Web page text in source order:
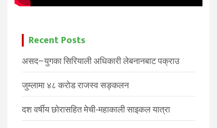
Recent Posts
असद–युगका सिरियाली अधिकारी लेबनानबाट पक्राउ
जुम्लामा ४८ करोड राजस्व सङ्कलन
दश वर्षीय छोरासहित मेची-महाकाली साइकल यात्रा